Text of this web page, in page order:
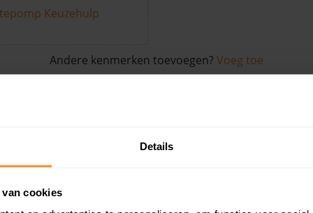
Details
cookies
Keuzehulp
Andere kenmerken toevoegen? Voeg toe
de buurt